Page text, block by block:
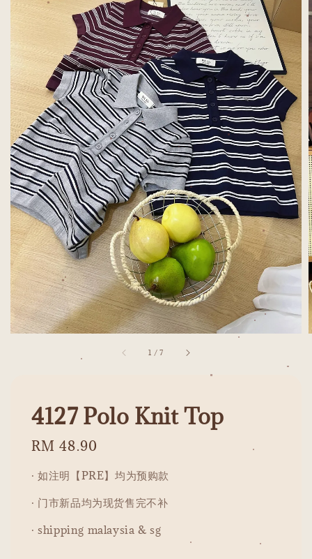
1 /7
4127 Polo Knit Top
Regular
RM 48.90
· 如注明【PRE】均为预购款
· 门市新品均为现货售完不补
· shipping malaysia & sg